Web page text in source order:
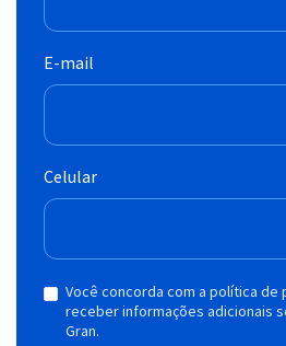
E-mail
Celular
Você concorda com a política de
receber informações adicionais
Gran.